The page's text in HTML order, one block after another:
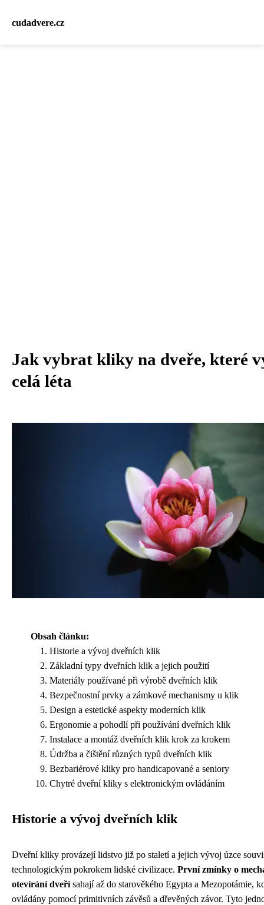
cudadvere.cz
Jak vybrat kliky na dveře, které
celá léta
Obsah článku:
Historie a vývoj dveřních klik
Základní typy dveřních klik a jejich použití
Materiály používané při výrobě dveřních klik
Bezpečnostní prvky a zámkové mechanismy u klik
Design a estetické aspekty moderních klik
Ergonomie a pohodlí při používání dveřních klik
Instalace a montáž dveřních klik krok za krokem
Údržba a čištění různých typů dveřních klik
Bezbariérové kliky pro handicapované a seniory
Chytré dveřní kliky s elektronickým ovládáním
Historie a vývoj dveřních klik
Dveřní kliky provázejí lidstvo již po staletí a jejich vývoj úzce
technologickým pokrokem lidské civilizace. První zmínky o
otevírání dveřísahají až do starověkého Egypta a Mezopotámie,
ovládány pomocí primitivních závěsů a dřevěných závor. Tyto